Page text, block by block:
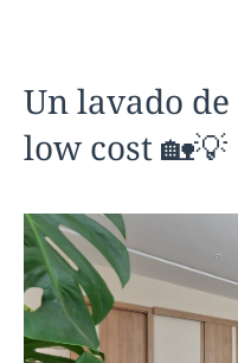
Un lavado
low cost 🏡💡